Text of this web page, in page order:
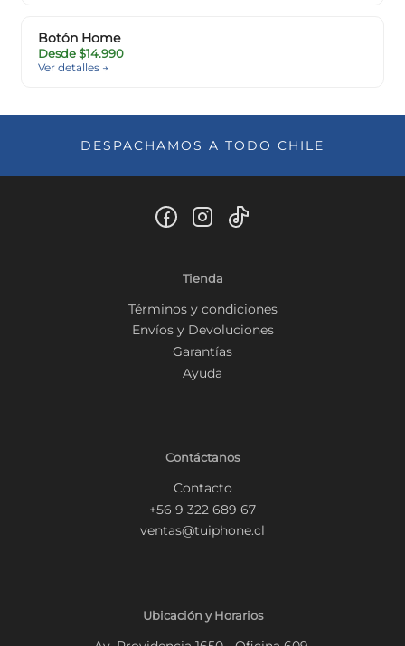
Botón Home
Desde $14.990
Ver detalles →
DESPACHAMOS A TODO CHILE
Tienda
Términos y condiciones
Envíos y Devoluciones
Garantías
Ayuda
Contáctanos
Contacto
+56 9 322 689 67
ventas@tuiphone.cl
Ubicación y Horarios